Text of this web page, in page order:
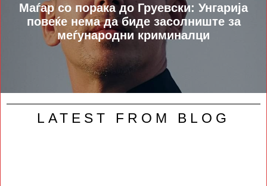
Маѓар со порака до Груевски: Унгарија
повеќе нема да биде засолниште за
меѓународни криминалци
LATEST FROM BLOG